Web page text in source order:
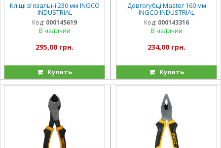
Кліщі в'язальні 230 мм INGCO
INDUSTRIAL
Код: 000145619
В наличии
295,00 грн.
Купить
Довгогубці Master 160 мм
INGCO INDUSTRIAL
Код: 000143316
В наличии
234,00 грн.
Купить